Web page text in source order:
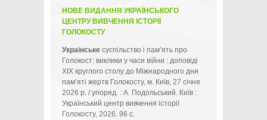
НОВЕ ВИДАННЯ УКРАЇНСЬКОГО
ЦЕНТРУ ВИВЧЕННЯ ІСТОРІЇ
ГОЛОКОСТУ
Українське суспільство і пам’ять про
Голокост: виклики у часи війни : доповіді
ХІХ круглого столу до Міжнародного дня
пам’яті жертв Голокосту, м. Київ, 27 січня
2026 р. / упоряд. : А. Подольський. Київ :
Український центр вивчення історії
Голокосту, 2026. 96 с.